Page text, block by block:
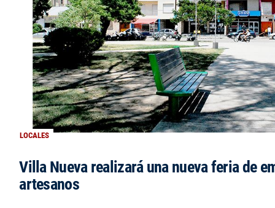
LOCALES
Villa Nueva realizará una nueva feria de
artesanos